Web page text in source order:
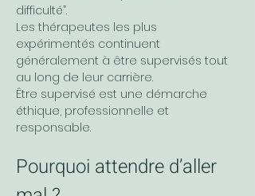
difficulté”.
Les thérapeutes les plus
expérimentés continuent
généralement à être supervisés tout
au long de leur carrière.
Être supervisé est une démarche
éthique, professionnelle et
responsable.
Pourquoi attendre d’aller